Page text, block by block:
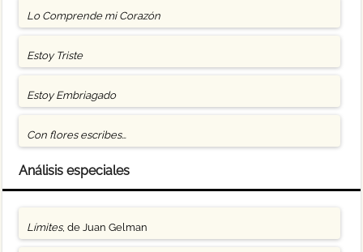
Lo Comprende mi Corazón
Estoy Triste
Estoy Embriagado
Con flores escribes…
Análisis especiales
Límites, de Juan Gelman